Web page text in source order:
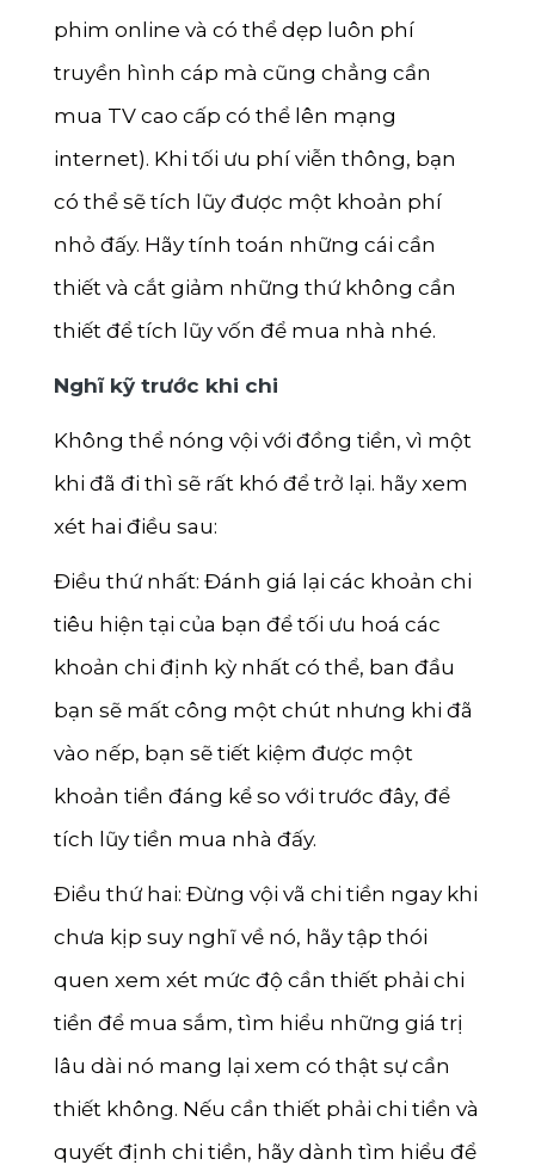
phim online và có thể dẹp luôn phí
truyền hình cáp mà cũng chẳng cần
mua TV cao cấp có thể lên mạng
internet). Khi tối ưu phí viễn thông, bạn
có thể sẽ tích lũy được một khoản phí
nhỏ đấy. Hãy tính toán những cái cần
thiết và cắt giảm những thứ không cần
thiết để tích lũy vốn để mua nhà nhé.
Nghĩ kỹ trước khi chi
Không thể nóng vội với đồng tiền, vì một
khi đã đi thì sẽ rất khó để trở lại. hãy xem
xét hai điều sau:
Điều thứ nhất: Đánh giá lại các khoản chi
tiêu hiện tại của bạn để tối ưu hoá các
khoản chi định kỳ nhất có thể, ban đầu
bạn sẽ mất công một chút nhưng khi đã
vào nếp, bạn sẽ tiết kiệm được một
khoản tiền đáng kể so với trước đây, để
tích lũy tiền mua nhà đấy.
Điều thứ hai: Đừng vội vã chi tiền ngay khi
chưa kịp suy nghĩ về nó, hãy tập thói
quen xem xét mức độ cần thiết phải chi
tiền để mua sắm, tìm hiểu những giá trị
lâu dài nó mang lại xem có thật sự cần
thiết không. Nếu cần thiết phải chi tiền và
quyết định chi tiền, hãy dành tìm hiểu để